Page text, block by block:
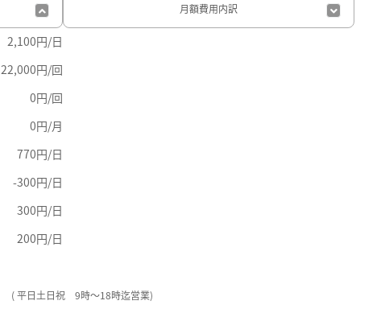
2,100円/日
22,000円/回
0円/回
0円/月
770円/日
-300円/日
300円/日
200円/日
月額費用内訳
( 平日土日祝 9時～18時迄営業)